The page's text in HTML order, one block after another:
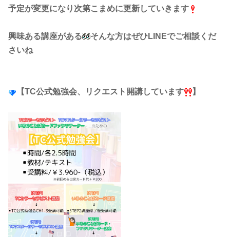
予定が変更になり次第こまめに更新していきます
興味ある講座がある
そんな方はぜひLINEでご相談くだ
さいね
【TC公式勉強会、リクエスト開講しています 】